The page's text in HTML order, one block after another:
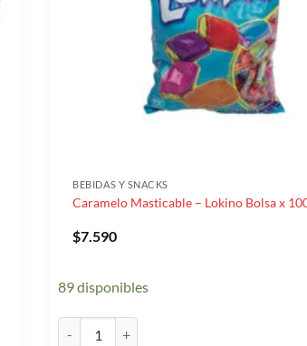
BEBIDAS Y SNACKS
Caramelo Masticable – Lokino Bolsa x
$7.590
89 disponibles